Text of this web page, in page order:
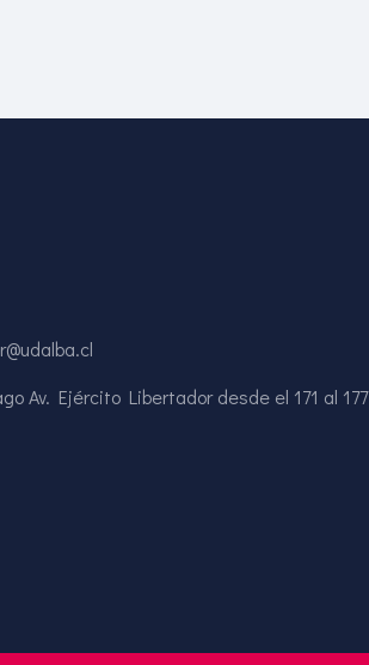
Av. Ejército Libertador desde el 171 al 177